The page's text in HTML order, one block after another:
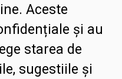
Aceste
și au
starea de
sugestiile și